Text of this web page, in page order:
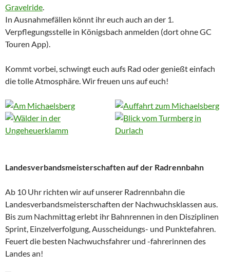
Gravelride.
In Ausnahmefällen könnt ihr euch auch an der 1.
Verpflegungsstelle in Königsbach anmelden (dort ohne GC
Touren App).
Kommt vorbei, schwingt euch aufs Rad oder genießt einfach
die tolle Atmosphäre. Wir freuen uns auf euch!
Landesverbandsmeisterschaften auf der Radrennbahn
Ab 10 Uhr richten wir auf unserer Radrennbahn die
Landesverbandsmeisterschaften der Nachwuchsklassen aus.
Bis zum Nachmittag erlebt ihr Bahnrennen in den Disziplinen
Sprint, Einzelverfolgung, Ausscheidungs- und Punktefahren.
Feuert die besten Nachwuchsfahrer und -fahrerinnen des
Landes an!